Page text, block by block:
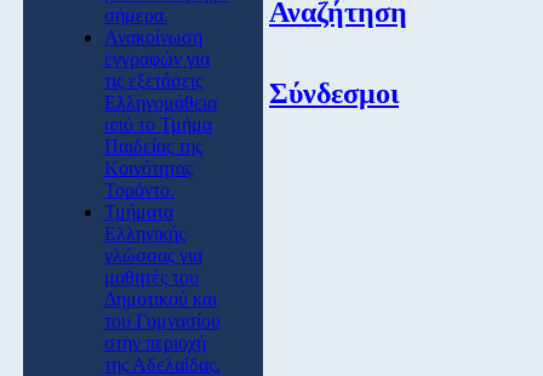
σήμερα.
Ανακοίνωση
εγγραφών για
τις εξετάσεις
Ελληνομάθεια
από το Τμήμα
Παιδείας της
Κοινότητας
Τορόντο.
Τμήματα
Ελληνικής
γλώσσας για
μαθητές του
Δημοτικού και
του Γυμνασίου
στην περιοχή
της Αδελαΐδας.
Αναζήτηση
Σύνδεσμοι